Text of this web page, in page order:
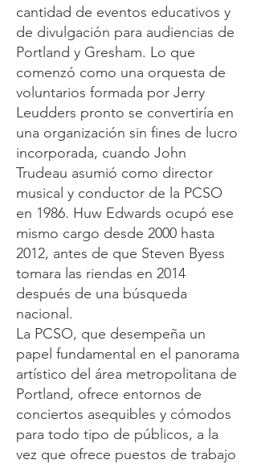
cantidad de eventos educativos y
de divulgación para audiencias de
Portland y Gresham. Lo que
comenzó como una orquesta de
voluntarios formada por Jerry
Leudders pronto se convertiría en
una organización sin fines de lucro
incorporada, cuando John
Trudeau asumió como director
musical y conductor de la PCSO
en 1986. Huw Edwards ocupó ese
mismo cargo desde 2000 hasta
2012, antes de que Steven Byess
tomara las riendas en 2014
después de una búsqueda
nacional.
La PCSO, que desempeña un
papel fundamental en el panorama
artístico del área metropolitana de
Portland, ofrece entornos de
conciertos asequibles y cómodos
para todo tipo de públicos, a la
vez que ofrece puestos de trabajo